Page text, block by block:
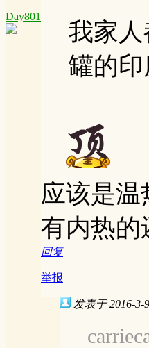
Day801
我家
罐的印
应该是
有内热的
回复
举报
发表于 2016-3-